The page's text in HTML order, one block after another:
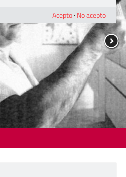
Acepto· No acepto